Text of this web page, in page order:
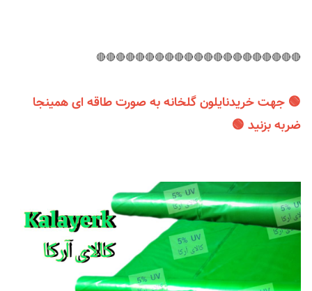
🔴🔴🔴🔴🔴🔴🔴🔴🔴🔴🔴🔴🔴🔴🔴🔴🔴🔴🔴🔴🔴
🟢 جهت خریدنایلون گلخانه به صورت طاقه ای همینجا
ضربه بزنید 🟢